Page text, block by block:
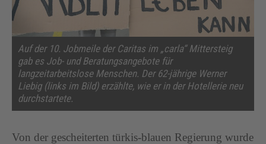
Auf der 10. Jobmeile der Caritas im „carla“ Mittersteig
gab es Job- und Beratungsangebote für
langzeitarbeitslose Menschen. Der 62-jährige Werner
Liebig (links im Bild) erzählte, wie er in der Hotellerie neu
durchstartete.
Von der gescheiterten türkis-blauen Regierung wurde